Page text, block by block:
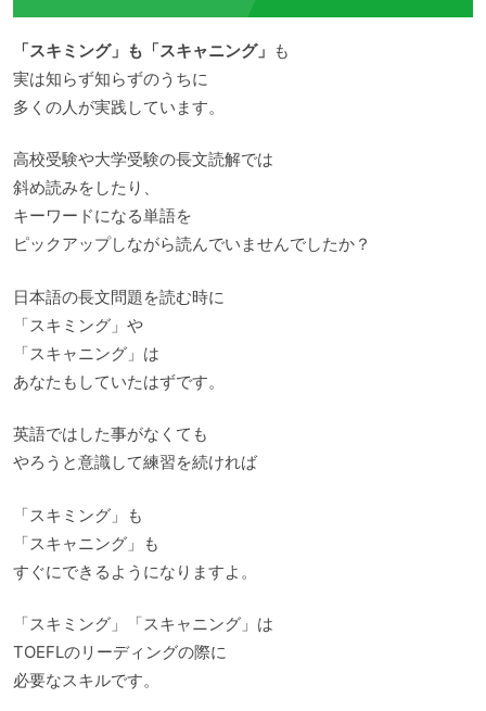
「スキミング」も「スキャニング」 も
実は知らず知らずのうちに
多くの人が実践しています。
高校受験や大学受験の長文読解では
斜め読みをしたり、
キーワードになる単語を
ピックアップしながら読んでいませんでしたか？
日本語の長文問題を読む時に
「スキミング」や
「スキャニング」は
あなたもしていたはずです。
英語ではした事がなくても
やろうと意識して練習を続ければ
「スキミング」も
「スキャニング」も
すぐにできるようになりますよ。
「スキミング」「スキャニング」は
TOEFLのリーディングの際に
必要なスキルです。